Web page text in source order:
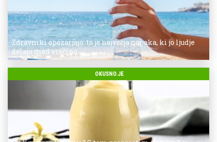
Zdravniki opozarjajo: to je največja napaka, ki jo ljudje
delajo med vročino
OKUSNO.JE